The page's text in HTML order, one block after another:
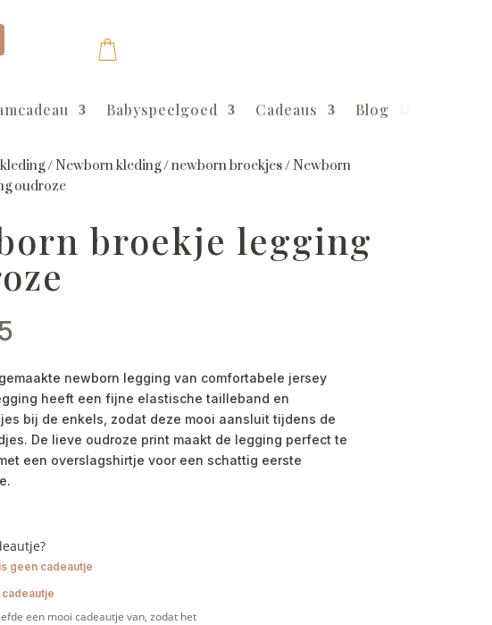
Babyspeelgoed Cadeaus Blog
/ Newborn kleding/newborn broekjes/ Newborn
oudroze
broekje legging
newborn legging van comfortabele jersey
heeft een fijne elastische tailleband en
bij de enkels, zodat deze mooi aansluit tijdens de
De lieve oudroze print maakt de legging perfect te
een overslagshirtje voor een schattig eerste
geen cadeautje
een mooi cadeautje van, zodat het